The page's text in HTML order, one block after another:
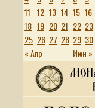
« Апр Июн »
11 12 13 14 15 16
18 19 20 21 22 23
25 26 27 28 29 30